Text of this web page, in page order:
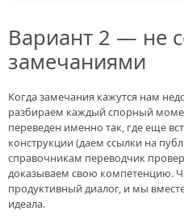
Вариант 2 — не
замечаниями
Когда замечания кажутся нам
разбираем каждый спорный
переведен именно так, где еще
конструкции (даем ссылки на
справочникам переводчик
доказываем свою компетенцию.
продуктивный диалог, и мы
идеала.